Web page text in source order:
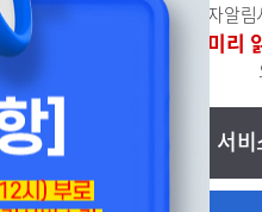
군포시 주정차단속 문자알
서비스안내, 유의사항을 미리
서